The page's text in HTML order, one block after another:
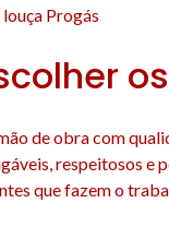
Progás
de obra com
respeitosos e
que fazem o